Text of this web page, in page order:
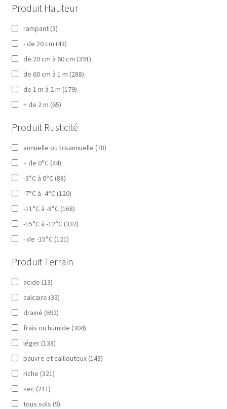
Produit Hauteur
rampant (3)
- de 20 cm (43)
de 20 cm à 60 cm (391)
de 60 cm à 1 m (288)
de 1 m à 2 m (179)
+ de 2 m (65)
Produit Rusticité
annuelle ou bisannuelle (78)
+ de 0°C (44)
-3°C à 0°C (88)
-7°C à -4°C (120)
-11°C à -8°C (168)
-15°C à -12°C (332)
- de -15°C (121)
Produit Terrain
acide (13)
calcaire (33)
drainé (692)
frais ou humide (304)
léger (138)
pauvre et caillouteux (143)
riche (321)
sec (211)
tous sols (9)